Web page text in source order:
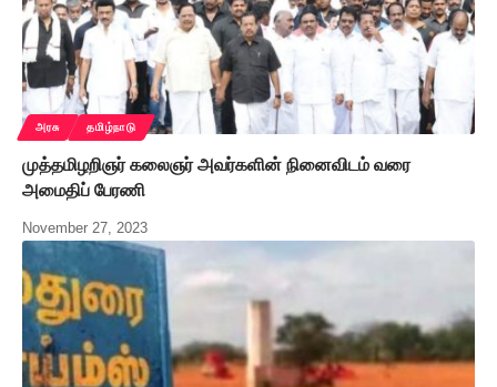
அரசு தமிழ்நாடு
முத்தமிழறிஞர் கலைஞர் அவர்களின் நினைவிடம் வரை
அமைதிப் பேரணி
November 27, 2023